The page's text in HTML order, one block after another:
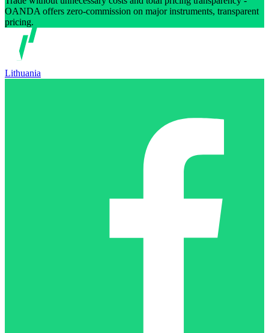
OANDA offers zero-commission on major instruments, transparent
pricing.
Lithuania